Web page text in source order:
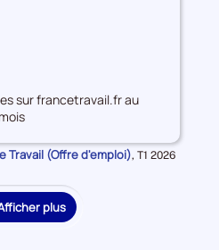
sur francetravail.fr au
Travail (Offre d'emploi), Données
T1 2026
plus